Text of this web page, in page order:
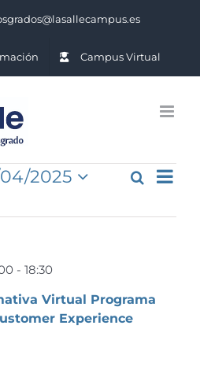
Campus Virtual
de
vistas
de
Buscar
Lista
2025
Virtual Programa
Experience
- 18:30